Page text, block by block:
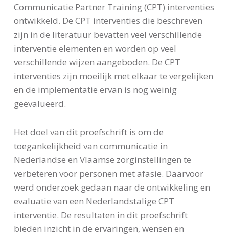
Communicatie Partner Training (CPT) interventies
ontwikkeld. De CPT interventies die beschreven
zijn in de literatuur bevatten veel verschillende
interventie elementen en worden op veel
verschillende wijzen aangeboden. De CPT
interventies zijn moeilijk met elkaar te vergelijken
en de implementatie ervan is nog weinig
geëvalueerd.
Het doel van dit proefschrift is om de
toegankelijkheid van communicatie in
Nederlandse en Vlaamse zorginstellingen te
verbeteren voor personen met afasie. Daarvoor
werd onderzoek gedaan naar de ontwikkeling en
evaluatie van een Nederlandstalige CPT
interventie. De resultaten in dit proefschrift
bieden inzicht in de ervaringen, wensen en